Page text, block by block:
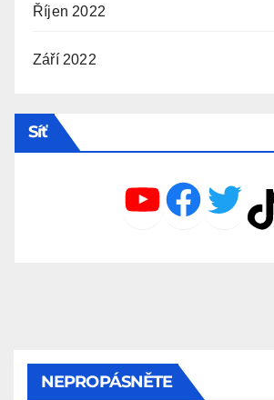
Říjen 2022
Září 2022
Síť
YouTube
NEPROPÁSNĚTE